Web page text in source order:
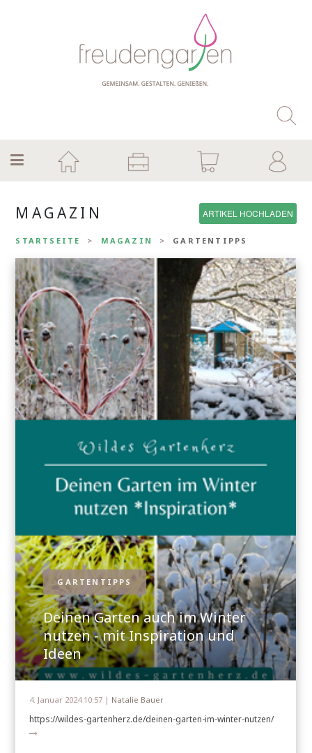
MAGAZIN ARTIKEL HOCHLADEN
STARTSEITE MAGAZIN GARTENTIPPS
GARTENTIPPS
Deinen Garten auch im Winter
nutzen - mit Inspiration und
Ideen
4. Januar 2024 10:57 | Natalie Bauer
https://wildes-gartenherz.de/deinen-garten-im-winter-nutzen/